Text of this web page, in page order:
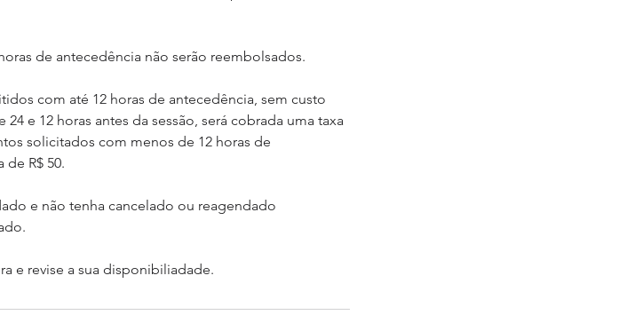
de antecedência não serão reembolsados.
com até 12 horas de antecedência, sem custo
e 12 horas antes da sessão, será cobrada uma taxa
solicitados com menos de 12 horas de
R$ 50.
e não tenha cancelado ou reagendado
e revise a sua disponibiliadade.